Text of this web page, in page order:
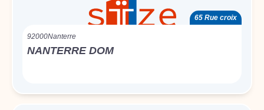
65 Rue croix
92000Nanterre
NANTERRE DOM